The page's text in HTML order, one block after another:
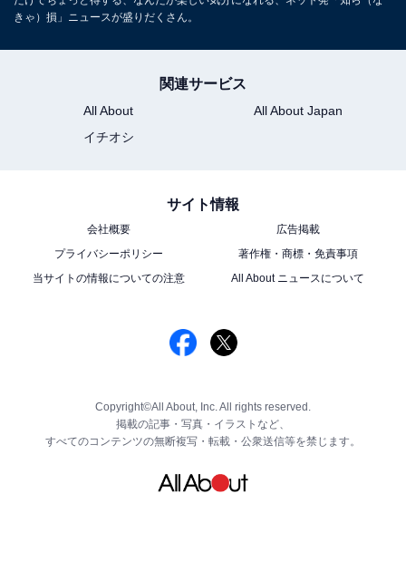
きゃ）損」ニュースが盛りだくさん。
関連サービス
All About
All About Japan
イチオシ
サイト情報
会社概要
広告掲載
プライバシーポリシー
著作権・商標・免責事項
当サイトの情報についての注意
All About ニュースについて
Copyright©All About, Inc. All rights reserved.
掲載の記事・写真・イラストなど、
すべてのコンテンツの無断複写・転載・公衆送信等を禁じます。